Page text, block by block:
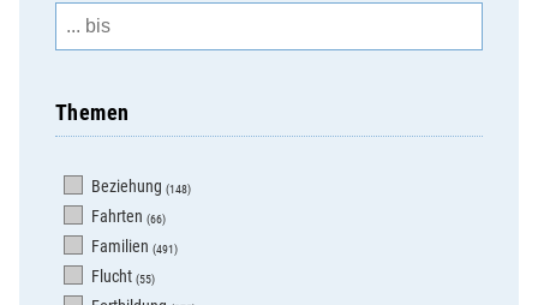
Themen
Beziehung (148)
Fahrten (66)
Familien (491)
Flucht (55)